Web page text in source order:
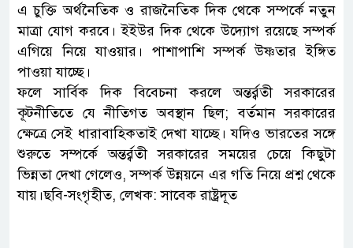
এ চুক্তি অর্থনৈতিক ও রাজনৈতিক দিক থেকে সম্পর্কে নতুন
মাত্রা যোগ করবে। ইইউর দিক থেকে উদ্যোগ রয়েছে সম্পর্ক
এগিয়ে নিয়ে যাওয়ার। পাশাপাশি সম্পর্ক উষ্ণতার ইঙ্গিত
পাওয়া যাচ্ছে।
ফলে সার্বিক দিক বিবেচনা করলে অন্তর্র্বতী সরকারের
কূটনীতিতে যে নীতিগত অবস্থান ছিল; বর্তমান সরকারের
ক্ষেত্রে সেই ধারাবাহিকতাই দেখা যাচ্ছে। যদিও ভারতের সঙ্গে
শুরুতে সম্পর্কে অন্তর্র্বতী সরকারের সময়ের চেয়ে কিছুটা
ভিন্নতা দেখা গেলেও, সম্পর্ক উন্নয়নে এর গতি নিয়ে প্রশ্ন থেকে
যায়।ছবি-সংগৃহীত, লেখক: সাবেক রাষ্ট্রদূত